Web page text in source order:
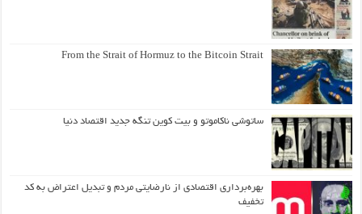
From the Strait of Hormuz to the Bitcoin Strait
ساتوشی ناکاموتو و بیت کوین تنگه جدید اقتصاد دنیا
بهره‌برداری اقتصادی از نارضایتی مردم و تبدیل اعتراض به کد
تخفیف